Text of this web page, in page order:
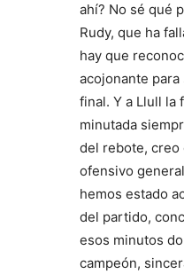
ahí? No sé qué
Rudy, que ha
hay que
acojonante
final. Y a Llull la
minutada
del rebote, creo
ofensivo
hemos estado
del partido,
esos minutos
campeón,